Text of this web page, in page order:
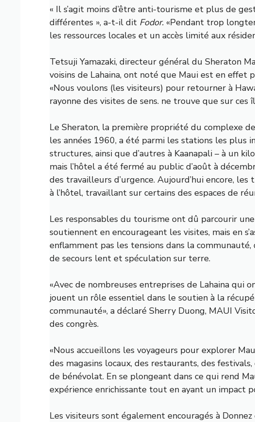
« Il s’agit moins d’être anti-tourisme et plus de
différentes », a-t-il dit Fodor. «Pendant trop
les ressources locales et un accès limité aux
Tetsuji Yamazaki, directeur général du Sheraton
voisins de Lahaina, ont noté que Maui est en effet
«Nous voulons (les visiteurs) pour retourner à
rayonne des visites de sens. ne trouve que sur ces
Le Sheraton, la première propriété du complexe
les années 1960, a été parmi les stations les plus
structures, ainsi que d’autres à Kaanapali – à un
mais l’hôtel a été fermé au public d’août à
des travailleurs d’urgence. Aujourd’hui encore,
à l’hôtel, travaillant sur certains des espaces de
Les responsables du tourisme ont dû parcourir
soutiennent en encourageant les visites, mais en
enflamment pas les tensions dans la
de secours lent et spéculation sur terre.
«Avec de nombreuses entreprises de Lahaina qui
jouent un rôle essentiel dans le soutien à la
communauté», a déclaré Sherry Duong, MAUI
des congrès.
«Nous accueillons les voyageurs pour explorer
des magasins locaux, des restaurants, des
de bénévolat. En se plongeant dans ce qui rend
expérience enrichissante tout en ayant un impact
Les visiteurs sont également encouragés à